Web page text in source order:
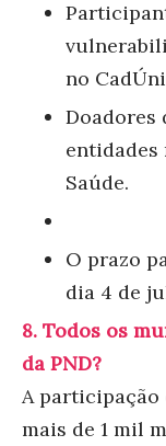
no
Doadores
Saúde.
O prazo
dia 4 de
8. Todos os
da PND?
A participação
mais de 1 mil